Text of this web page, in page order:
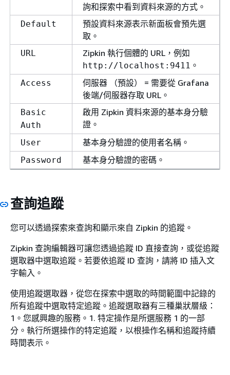
詢和探索中看到資料來源的方式。
Default
預設資料來源表示新面板會預先選
取。
URL Zipkin 執行個體的 URL，例如
http://localhost:9411 。
Access
伺服器 （預設） = 需要從 Grafana
後端/伺服器存取 URL。
Basic
Auth
啟用 Zipkin 資料來源的基本身分驗
證。
User 基本身分驗證的使用者名稱。
Password 基本身分驗證的密碼。
查詢追蹤
您可以透過探索來查詢和顯示來自 Zipkin 的追蹤。
Zipkin 查詢編輯器可讓您透過追蹤 ID 直接查詢，或從追蹤
選取器中選取追蹤。若要依追蹤 ID 查詢，請將 ID 插入文
字輸入。
使用追蹤選取器，從您在探索中選取的時間範圍中記錄的
所有追蹤中選取特定追蹤。追蹤選取器有三種巢狀層級：
1。您感興趣的服務。1. 特定操作是所選服務 1 的一部
分。執行所選操作的特定追蹤，以根操作名稱和追蹤持續
時間表示。